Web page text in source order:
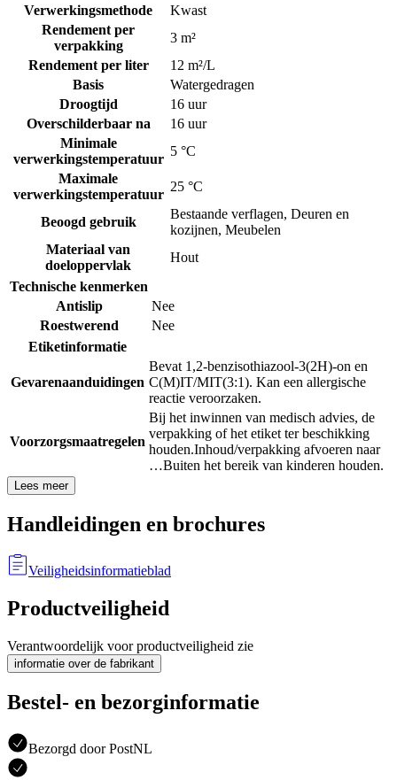
Verwerkingsmethode
Kwast
Rendement per
verpakking
3 m²
Rendement per liter
12 m²/L
Basis
Watergedragen
Droogtijd
16 uur
Overschilderbaar na
16 uur
Minimale
verwerkingstemperatuur
5 °C
Maximale
verwerkingstemperatuur
25 °C
Beoogd gebruik
Bestaande verflagen, Deuren en
kozijnen, Meubelen
Materiaal van
doeloppervlak
Hout
Technische kenmerken
Antislip
Nee
Roestwerend
Nee
Etiketinformatie
Gevarenaanduidingen
Bevat 1,2-benzisothiazool-3(2H)-on en
C(M)IT/MIT(3:1). Kan een allergische
reactie veroorzaken.
Voorzorgsmaatregelen
Bij het inwinnen van medisch advies, de
verpakking of het etiket ter beschikking
houden.Inhoud/verpakking afvoeren naar
…Buiten het bereik van kinderen houden.
Lees meer
Handleidingen en brochures
Veiligheidsinformatieblad
Productveiligheid
Verantwoordelijk voor productveiligheid zie
informatie over de fabrikant
Bestel- en bezorginformatie
Bezorgd door PostNL